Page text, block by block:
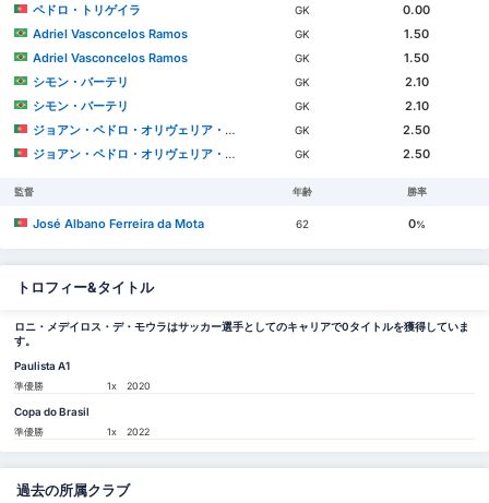
ペドロ・トリゲイラ
GK
0.00
Adriel Vasconcelos Ramos
GK
1.50
Adriel Vasconcelos Ramos
GK
1.50
シモン・バーテリ
GK
2.10
シモン・バーテリ
GK
2.10
ジョアン・ペドロ・オリヴェリア・ゴンサウヴェス
GK
2.50
ジョアン・ペドロ・オリヴェリア・ゴンサウヴェス
GK 2.50
監督 年齢 勝率
José Albano Ferreira da Mota 62 0%
トロフィー&タイトル
ロニ・メデイロス・デ・モウラはサッカー選手としてのキャリアで0タイトルを獲得していま
す。
Paulista A1
準優勝 1x 2020
Copa do Brasil
準優勝 1x 2022
過去の所属クラブ